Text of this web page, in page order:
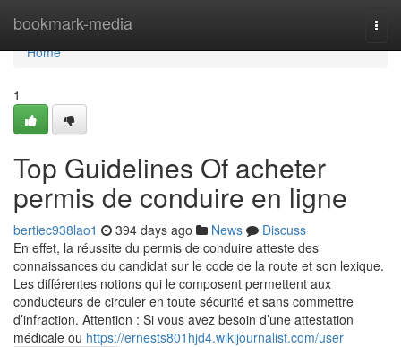
bookmark-media
Home
Home
1
Top Guidelines Of acheter
permis de conduire en ligne
bertiec938lao1 394 days ago News
Discuss
En effet, la réussite du permis de conduire atteste des
connaissances du candidat sur le code de la route et son lexique.
Les différentes notions qui le composent permettent aux
conducteurs de circuler en toute sécurité et sans commettre
d’infraction. Attention : Si vous avez besoin d’une attestation
médicale ou https://ernests801hjd4.wikijournalist.com/user